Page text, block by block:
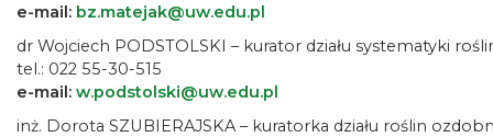
e-mail: bz.matejak@uw.edu.pl
dr Wojciech PODSTOLSKI – kurator działu systematyki
tel.: 022 55-30-515
e-mail: w.podstolski@uw.edu.pl
inż. Dorota SZUBIERAJSKA – kuratorka działu roślin